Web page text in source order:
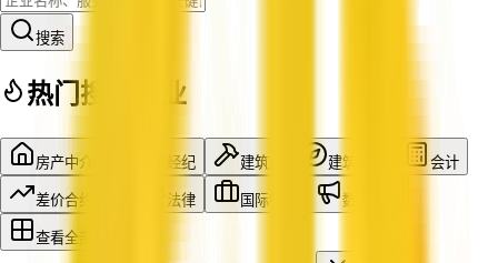
搜索
热门搜索行业
房产中介 贷款经纪 建筑商 建筑设计 会计
差价合约交易 法律 国际物流 数字营销
查看全部行业